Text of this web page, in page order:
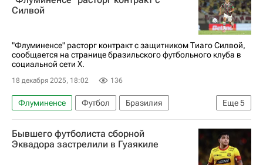
Силвой
"Флуминенсе" расторг контракт с защитником Тиаго Силвой,
сообщается на странице бразильского футбольного клуба в
социальной сети X.
18 декабря 2025, 18:02 136
Еще5
Флуминенсе Футбол
Бразилия
Тиаго Силва
Челси
Жувентуде
Лига чемпионов УЕФА 2026-2027
Бывшего футболиста сборной
Эквадора застрелили в Гуаякиле